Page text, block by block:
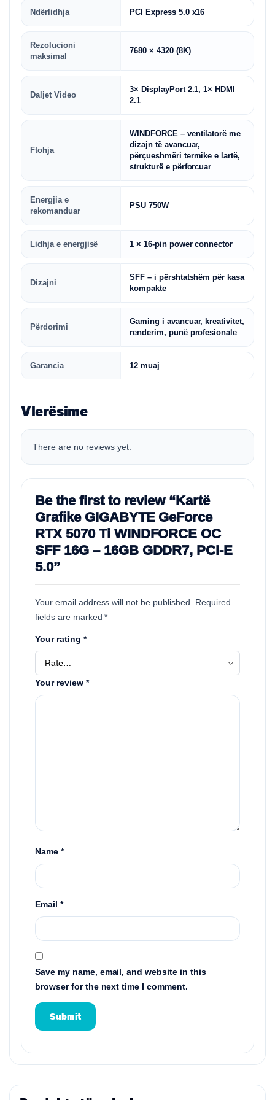
Ndërlidhja PCI Express 5.0 x16
Rezolucioni
maksimal
7680 × 4320 (8K)
Daljet Video
3× DisplayPort 2.1, 1× HDMI
2.1
Ftohja
WINDFORCE – ventilatorë me
dizajn të avancuar,
përçueshmëri termike e lartë,
strukturë e përforcuar
Energjia e
rekomanduar
PSU 750W
Lidhja e energjisë 1 × 16-pin power connector
Dizajni
SFF – i përshtatshëm për kasa
kompakte
Përdorimi
Gaming i avancuar, kreativitet,
renderim, punë profesionale
Garancia 12 muaj
Vlerësime
There are no reviews yet.
Be the first to review “Kartë
Grafike GIGABYTE GeForce
RTX 5070 Ti WINDFORCE OC
SFF 16G – 16GB GDDR7, PCI-E
5.0”
Your email address will not be published.
Required
fields are marked*
Your rating *
Your review *
Name *
Email *
Save my name, email, and website in this
browser for the next time I comment.